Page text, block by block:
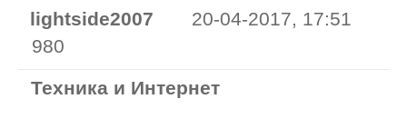
lightside2007
20-04-2017, 17:51
980
Техника и Интернет